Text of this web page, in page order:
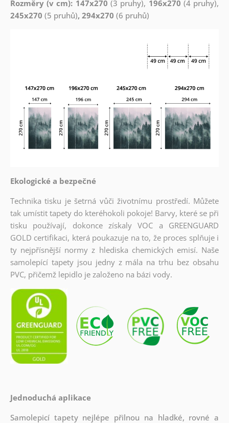
Rozměry (v cm): 147x270 (3 pruhy), 196x270 (4 pruhy),
245x270 (5 pruhů), 294x270 (6 pruhů)
Ekologické a bezpečné
Technika tisku je šetrná vůči životnímu prostředí. Můžete
tak umístit tapety do kteréhokoli pokoje! Barvy, které se při
tisku používají, dokonce získaly VOC a GREENGUARD
GOLD certifikaci, která poukazuje na to, že proces splňuje i
ty nejpřísnější normy z hlediska chemických emisí. Naše
samolepící tapety jsou jedny z mála na trhu bez obsahu
PVC, přičemž lepidlo je založeno na bázi vody.
Jednoduchá aplikace
Samolepicí tapety nejlépe přilnou na hladké, rovné a